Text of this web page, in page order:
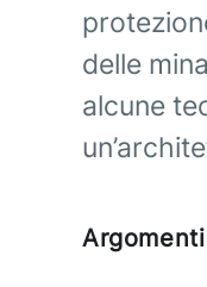
delle
alcune